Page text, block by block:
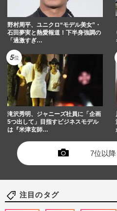
野村周平、ユニクロ“モデル美女”・
石田夢実と熱愛報道！下半身強調の
「過激すぎ…
滝沢秀明、ジャニーズ社員に「企画
5つ出して」目指すビジネスモデル
は『米津玄師…
7位以
注目のタグ